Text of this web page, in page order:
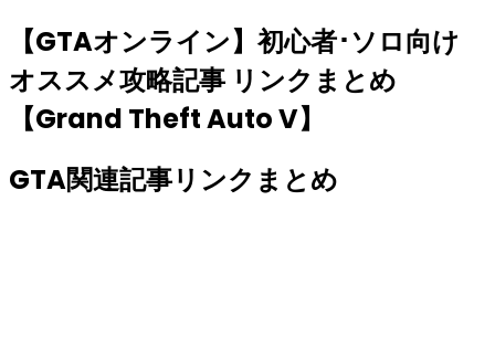
【GTAオンライン】初心者･ソロ向け
オススメ攻略記事 リンクまとめ
【Grand Theft Auto V】
GTA関連記事リンクまとめ